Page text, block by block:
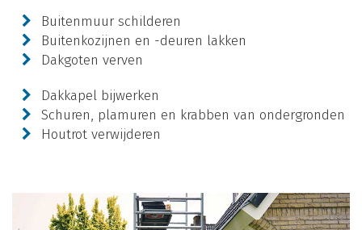
Buitenmuur schilderen
Buitenkozijnen en -deuren lakken
Dakgoten verven
Dakkapel bijwerken
Schuren, plamuren en krabben van ondergronden
Houtrot verwijderen